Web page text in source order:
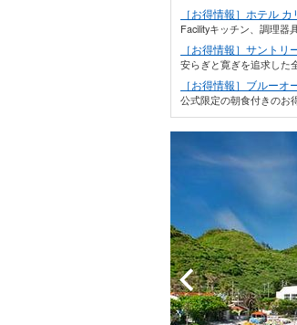
［お得情報］ホテル
Facilityキッチン、調理器
［お得情報］サント
安らぎと寛ぎを追求した
［お得情報］ブルー
公式限定の朝食付きのお